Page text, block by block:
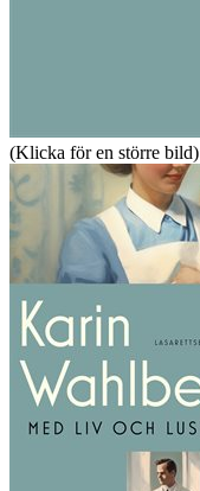
(Klicka för en större bild)